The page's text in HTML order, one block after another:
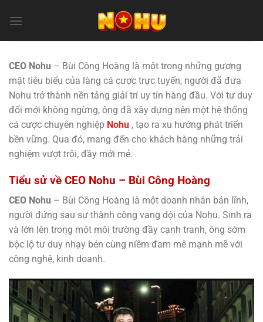
đến
CEO Nohu – Bùi Công Hoàng là một trong những gương
mặt tiêu biểu của làng cá cược trực tuyến, người đã đưa
Nohu trở thành nền tảng giải trí uy tín hàng đầu. Với tư duy
đổi mới không ngừng, ông đã xây dựng nên một hệ thống
cá cược chuyên nghiệp Nohu , tạo ra xu hướng phát triển
bền vững. Qua đó, mang đến cho khách hàng những trải
nghiệm vượt trội, đầy mới mẻ.
Tiểu sử về CEO Nohu – Bùi Công Hoàng
CEO Nohu – Bùi Công Hoàng là một doanh nhân bản lĩnh,
người đứng sau sự thành công vang dội của Nohu. Sinh ra
và lớn lên trong một môi trường đầy cạnh tranh, ông sớm
bộc lộ tư duy nhạy bén cùng niềm đam mê mạnh mẽ với
công nghệ, kinh doanh.